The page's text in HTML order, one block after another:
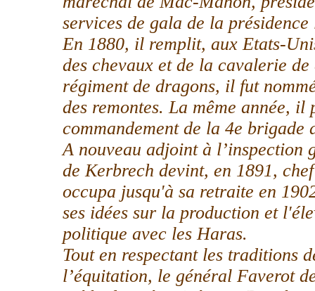
services de gala de la
En 1880, il remplit, aux Etats-
des chevaux et de la cavalerie
régiment de dragons, il fut
des remontes. La même année,
commandement de la 4e
A nouveau adjoint à l’inspection
de Kerbrech devint, en 1891,
occupa jusqu'à sa retraite en
ses idées sur la production et
politique avec les Haras.
Tout en respectant les traditions
l’équitation, le général Faverot